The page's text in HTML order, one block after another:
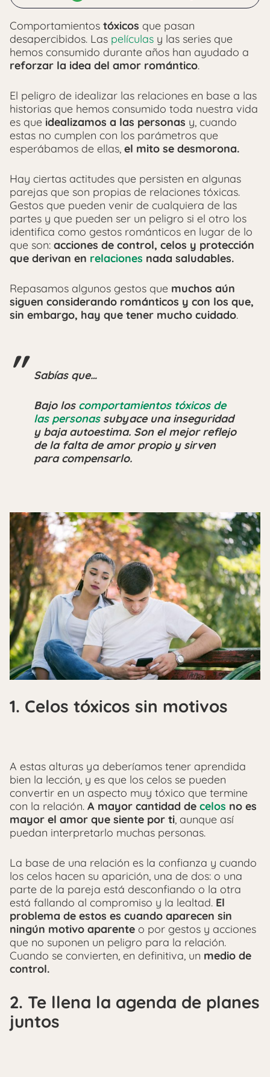
Comportamientos tóxicos que pasan
desapercibidos. Las películas y las series que
hemos consumido durante años han ayudado a
reforzar la idea del amor romántico.
El peligro de idealizar las relaciones en base a las
historias que hemos consumido toda nuestra vida
es que idealizamos a las personas y, cuando
estas no cumplen con los parámetros que
esperábamos de ellas, el mito se desmorona.
Hay ciertas actitudes que persisten en algunas
parejas que son propias de relaciones tóxicas.
Gestos que pueden venir de cualquiera de las
partes y que pueden ser un peligro si el otro los
identifica como gestos románticos en lugar de lo
que son: acciones de control, celos y protección
que derivan en relaciones nada saludables.
Repasamos algunos gestos que muchos aún
siguen considerando románticos y con los que,
sin embargo, hay que tener mucho cuidado.
Sabías que…
Bajo los comportamientos tóxicos de
las personas subyace una inseguridad
y baja autoestima. Son el mejor reflejo
de la falta de amor propio y sirven
para compensarlo.
1. Celos tóxicos sin motivos
A estas alturas ya deberíamos tener aprendida
bien la lección, y es que los celos se pueden
convertir en un aspecto muy tóxico que termine
con la relación. A mayor cantidad de celos no es
mayor el amor que siente por ti, aunque así
puedan interpretarlo muchas personas.
La base de una relación es la confianza y cuando
los celos hacen su aparición, una de dos: o una
parte de la pareja está desconfiando o la otra
está fallando al compromiso y la lealtad. El
problema de estos es cuando aparecen sin
ningún motivo aparente o por gestos y acciones
que no suponen un peligro para la relación.
Cuando se convierten, en definitiva, un medio de
control.
2. Te llena la agenda de planes
juntos